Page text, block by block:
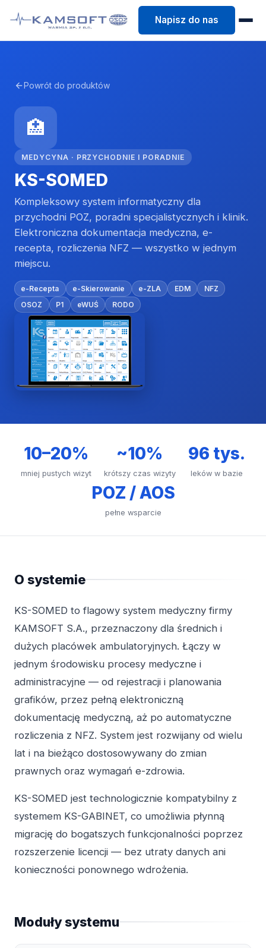
Napisz do nas
Powrót do produktów
🏥
MEDYCYNA · PRZYCHODNIE I PORADNIE
KS-SOMED
Kompleksowy system informatyczny dla
przychodni POZ, poradni specjalistycznych i klinik.
Elektroniczna dokumentacja medyczna, e-
recepta, rozliczenia NFZ — wszystko w jednym
miejscu.
e-Recepta e-Skierowanie e-ZLA EDM
NFZ
OSOZ
P1 eWUŚ RODO
10–20%
mniej pustych wizyt
~10%
krótszy czas wizyty
96 tys.
leków w bazie
POZ / AOS
pełne wsparcie
O systemie
KS-SOMED to flagowy system medyczny firmy
KAMSOFT S.A., przeznaczony dla średnich i
dużych placówek ambulatoryjnych. Łączy w
jednym środowisku procesy medyczne i
administracyjne — od rejestracji i planowania
grafików, przez pełną elektroniczną
dokumentację medyczną, aż po automatyczne
rozliczenia z NFZ. System jest rozwijany od wielu
lat i na bieżąco dostosowywany do zmian
prawnych oraz wymagań e-zdrowia.
KS-SOMED jest technologicznie kompatybilny z
systemem KS-GABINET, co umożliwia płynną
migrację do bogatszych funkcjonalności poprzez
rozszerzenie licencji — bez utraty danych ani
konieczności ponownego wdrożenia.
Moduły systemu